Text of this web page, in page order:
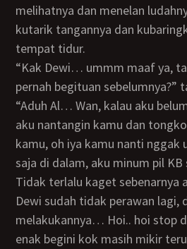
melihatnya dan menelan
kutarik tangannya dan
tempat tidur.
“Kak Dewi… ummm maaf ya, tapi kakak sudah
pernah begituan sebelumnya?”
“Aduh Al… Wan, kalau aku belum pernah, mana berani
aku nantangin kamu dan
kamu, oh iya kamu nanti nggak
saja di dalam, aku minum pil KB
Tidak terlalu kaget sebenarnya aku, mengetahui kak
Dewi sudah tidak perawan lagi,
melakukannya… Hoi.. hoi stop
enak begini kok masih mikir